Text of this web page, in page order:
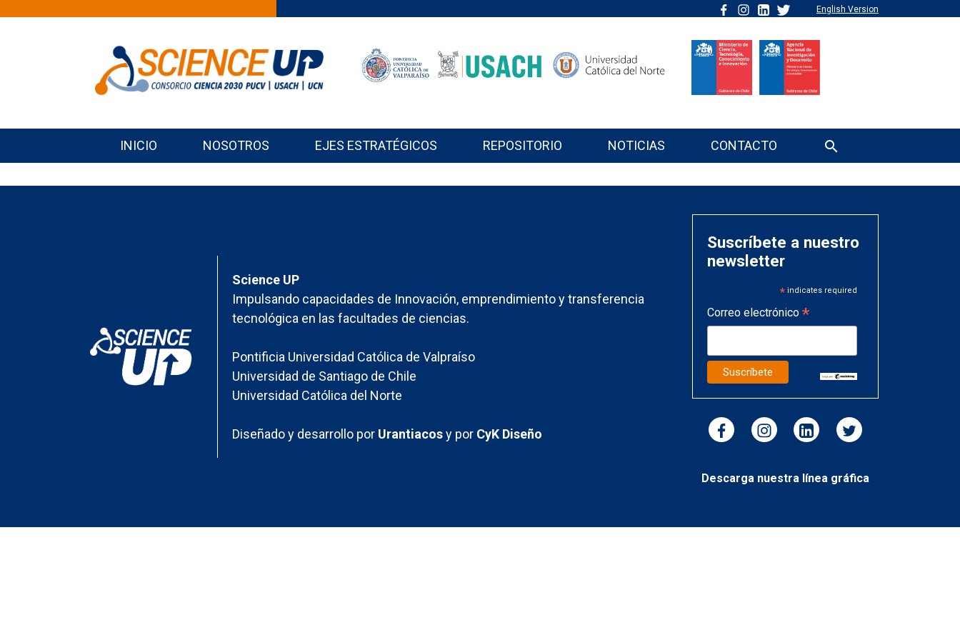
English Version
INICIO NOSOTROS EJES ESTRATÉGICOS REPOSITORIO NOTICIAS CONTACTO
Science UP
Impulsando capacidades de Innovación, emprendimiento y transferencia
tecnológica en las facultades de ciencias.
Pontificia Universidad Católica de Valpraíso
Universidad de Santiago de Chile
Universidad Católica del Norte
Diseñado y desarrollo por Urantiacosy por CyK Diseño
Suscríbete a nuestro
newsletter
* indicates required
Correo electrónico *
Descarga nuestra línea gráfica